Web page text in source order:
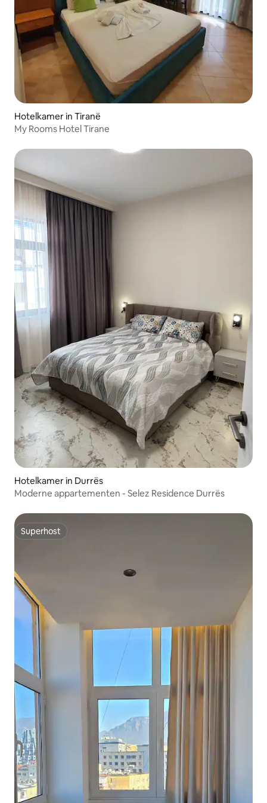
Hotelkamer in Tiranë
My Rooms Hotel Tirane
Hotelkamer in Durrës
Moderne appartementen - Selez Residence Durrës
Superhost
Superhost